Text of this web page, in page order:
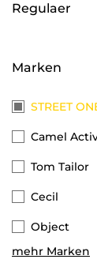
Regulaer
Marken
STREET
Camel
Tom Tailor
Cecil
Object
Only
mehr Marken